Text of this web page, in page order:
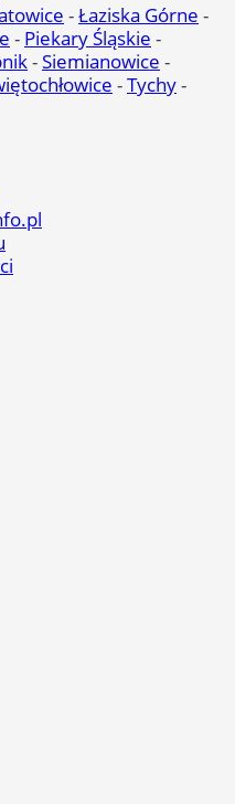
-Łaziska Górne -
- Piekary Śląskie -
-Siemianowice -
-Tychy-